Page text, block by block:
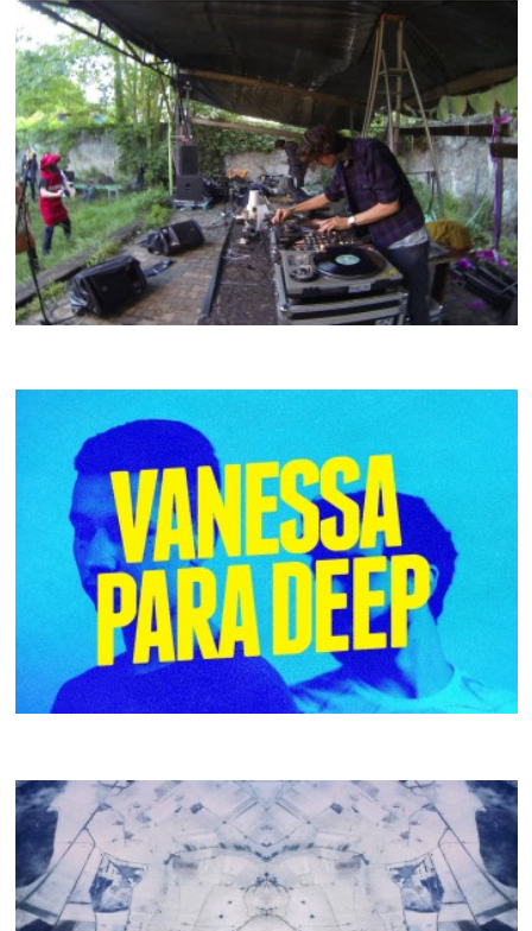
CRACKI MIX #30
LEONXLEON
VANESSA PARA DEEP
CRACKI MIX #28